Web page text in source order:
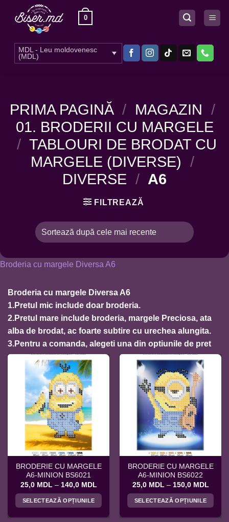
0
MDL - Leu moldovenesc
(MDL)
PRIMA PAGINĂ / MAGAZIN /
01. BRODERII CU MARGELE
/ TABLOURI DE BRODAT CU
MARGELE (DIVERSE) /
DIVERSE / A6
FILTREAZĂ
Broderia cu margele Diversa A6
Broderia cu margele Diversa A6
1.Pretul mic include doar broderia.
2.Pretul mare include broderia, margele Preciosa, ata
alba de brodat, ac foarte subtire cu urechea alungita.
3.Pentru a comanda, alegeti una din optiunile de pret
BRODERIE CU MARGELE
A6-MINION BS6021
25,0 MDL – 140,0 MDL
prețuri:
25,0 MDL
la
SELECTEAZĂ OPȚIUNILE
BRODERIE CU MARGELE
A6-MINION BS6022
25,0 MDL – 150,0 MDL
25,0
la
SELECTEAZĂ OPȚIUNILE